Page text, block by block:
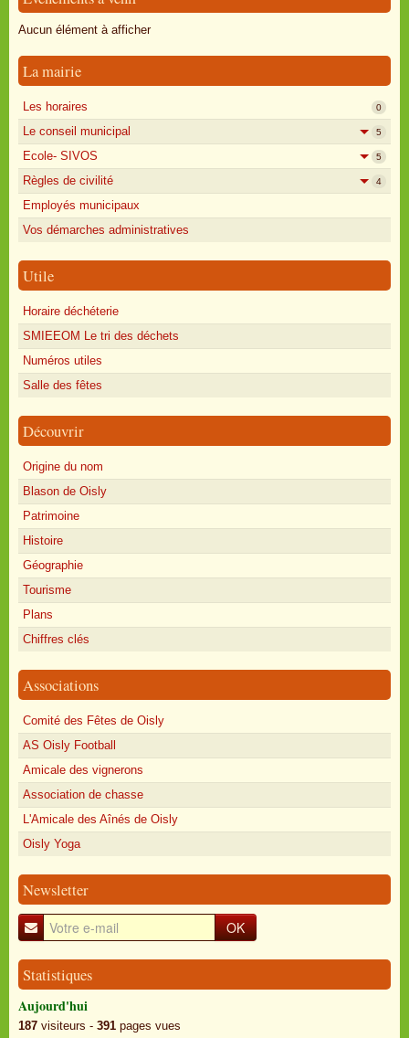
Oisly autrefois
Annonces
Aucun élément à afficher
La mairie
Les horaires 0
Le conseil municipal 5
Ecole- SIVOS 5
Règles de civilité 4
Employés municipaux
Vos démarches administratives
Utile
Horaire déchéterie
SMIEEOM Le tri des déchets
Numéros utiles
Salle des fêtes
Découvrir
Origine du nom
Blason de Oisly
Patrimoine
Histoire
Géographie
Tourisme
Plans
Chiffres clés
Associations
Comité des Fêtes de Oisly
AS Oisly Football
Amicale des vignerons
Association de chasse
L'Amicale des Aînés de Oisly
Oisly Yoga
Newsletter
OK
Statistiques
Aujourd'hui
187 visiteurs - 391 pages vues